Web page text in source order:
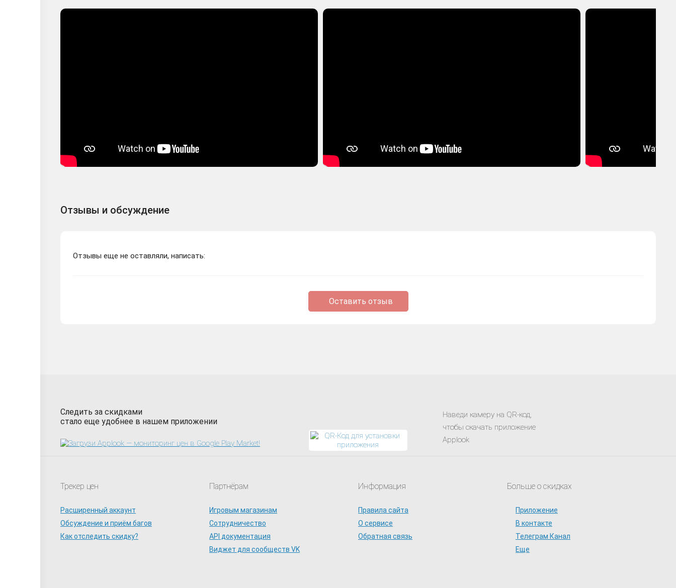
Отзывы и обсуждение
Отзывы еще не оставляли, написать:
Оставить отзыв
Следить за скидками
стало еще удобнее в нашем приложении
Наведи камеру на QR-код,
чтобы скачать приложение
Applook
Трекер цен
Расширенный аккаунт
Обсуждение и приём багов
Как отследить скидку?
Партнёрам
Игровым магазинам
Сотрудничество
API документация
Виджет для сообществ VK
Информация
Правила сайта
О сервисе
Обратная связь
Больше о скидках
Приложение
В контакте
Телеграм Канал
Еще